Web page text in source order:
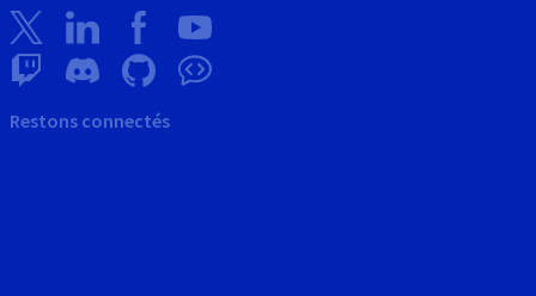
Restons connectés